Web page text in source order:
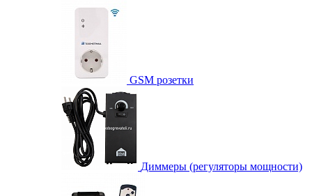
GSM розетки
Диммеры (регуляторы мощности)